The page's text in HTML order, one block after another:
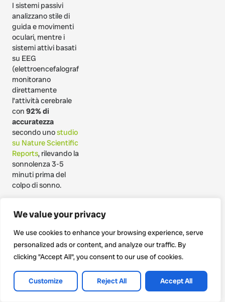
We value your privacy
We use cookies to enhance your browsing experience, serve
personalized ads or content, and analyze our traffic. By
clicking "Accept All", you consent to our use of cookies.
Customize Reject All Accept All
I sistemi passivi
analizzano stile di
guida e movimenti
oculari, mentre i
sistemi attivi basati
su EEG
(elettroencefalografia)
monitorano
direttamente
l’attività cerebrale
con 92% di
accuratezza
secondo unostudio
su Nature Scientific
Reports, rilevando la
sonnolenza 3-5
minuti prima del
colpo di sonno.
Padova in
collaborazione con
Università di
Padova, integra il
monitoraggio EEG
con la compliance
regolamento
CE 561, offrendo ai